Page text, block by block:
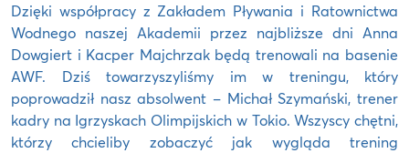
Dzięki współpracy z Zakładem Pływania i Ratownictwa
Wodnego naszej Akademii przez najbliższe dni Anna
Dowgiert i Kacper Majchrzak będą trenowali na basenie
AWF. Dziś towarzyszyliśmy im w treningu, który
poprowadził nasz absolwent – Michał Szymański, trener
kadry na Igrzyskach Olimpijskich w Tokio. Wszyscy chętni,
którzy chcieliby zobaczyć jak wygląda trening